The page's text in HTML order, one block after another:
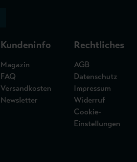
Kundeninfo
Magazin
FAQ
Versandkosten
Newsletter
Rechtliches
AGB
Datenschutz
Impressum
Widerruf
Cookie-
Einstellungen